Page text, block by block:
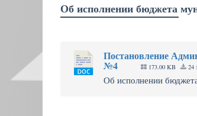
Об исполнении бюджета
Постановление
№4 173.00 KB 24
Об исполнении